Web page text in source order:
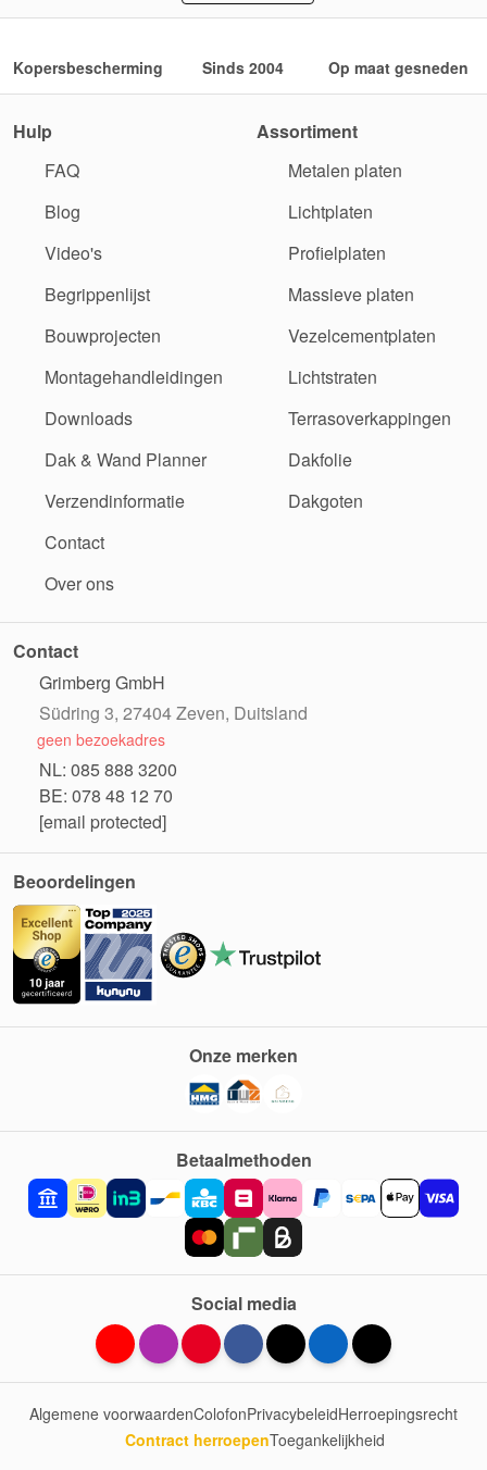
Kopersbescherming Sinds 2004 Op maat gesneden
Hulp
FAQ
Blog
Video's
Begrippenlijst
Bouwprojecten
Montagehandleidingen
Downloads
Dak & Wand Planner
Verzendinformatie
Contact
Over ons
Assortiment
Metalen platen
Lichtplaten
Profielplaten
Massieve platen
Vezelcementplaten
Lichtstraten
Terrasoverkappingen
Dakfolie
Dakgoten
Contact
Grimberg GmbH
Südring 3, 27404 Zeven, Duitsland
geen bezoekadres
NL: 085 888 3200
BE: 078 48 12 70
[email protected]
Beoordelingen
Betaalmethoden
Onze merken
Social media
Algemene voorwaardenColofonPrivacybeleidHerroepingsrecht
Contract herroepenToegankelijkheid